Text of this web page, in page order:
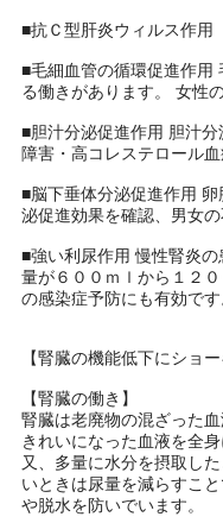
■抗Ｃ型肝炎ウィルス作用
■毛細血管の循環促進作用
る働きがあります。 女性
■胆汁分泌促進作用 胆汁
障害・高コレステロール
■脳下垂体分泌促進作用
泌促進効果を確認、男女
■強い利尿作用 慢性腎炎
量が６００ｍｌから１２
の感染症予防にも有効です
【腎臓の機能低下にショー
【腎臓の働き】
腎臓は老廃物の混ざった
きれいになった血液を全身
又、多量に水分を摂取し
いときは尿量を減らすこ
や脱水を防いでいます。